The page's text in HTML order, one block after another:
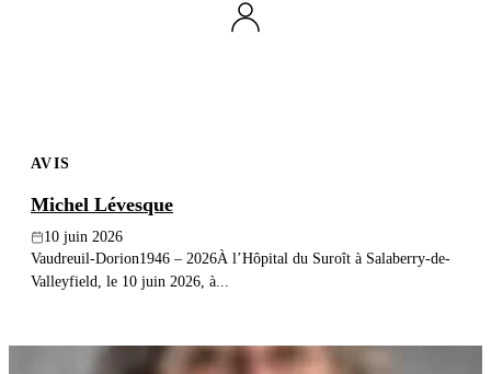
AVIS
Michel Lévesque
10 juin 2026
Vaudreuil-Dorion1946 – 2026À l’Hôpital du Suroît à Salaberry-de-
Valleyfield, le 10 juin 2026, à...